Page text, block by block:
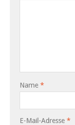
Name *
E-Mail-Adresse *